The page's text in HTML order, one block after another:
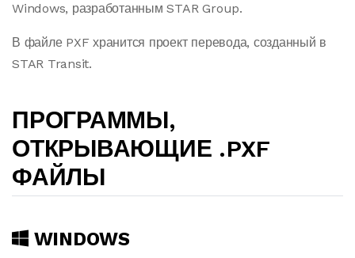
Windows, разработанным STAR Group.
В файле PXF хранится проект перевода, созданный в
STAR Transit.
ПРОГРАММЫ,
ОТКРЫВАЮЩИЕ .PXF
ФАЙЛЫ
WINDOWS